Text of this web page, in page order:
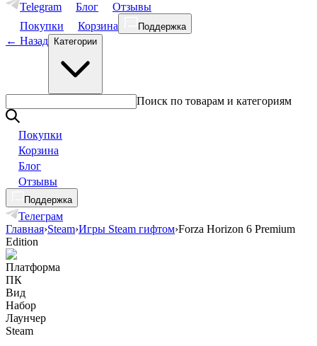
Telegram Блог
Отзывы
Покупки
Корзина Поддержка
← Назад Категории
Поиск по товарам и категориям
Покупки
Корзина
Блог
Отзывы
Поддержка
Телеграм
Главная›Steam›Игры Steam гифтом›Forza Horizon 6 Premium
Edition
Платформа
ПК
Вид
Набор
Лаунчер
Steam